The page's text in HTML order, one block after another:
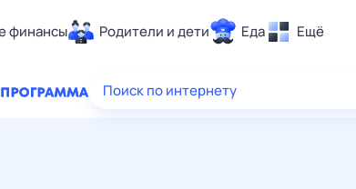
финансы Родители и дети Еда Ещё
Здоровье
Поиск по интернету